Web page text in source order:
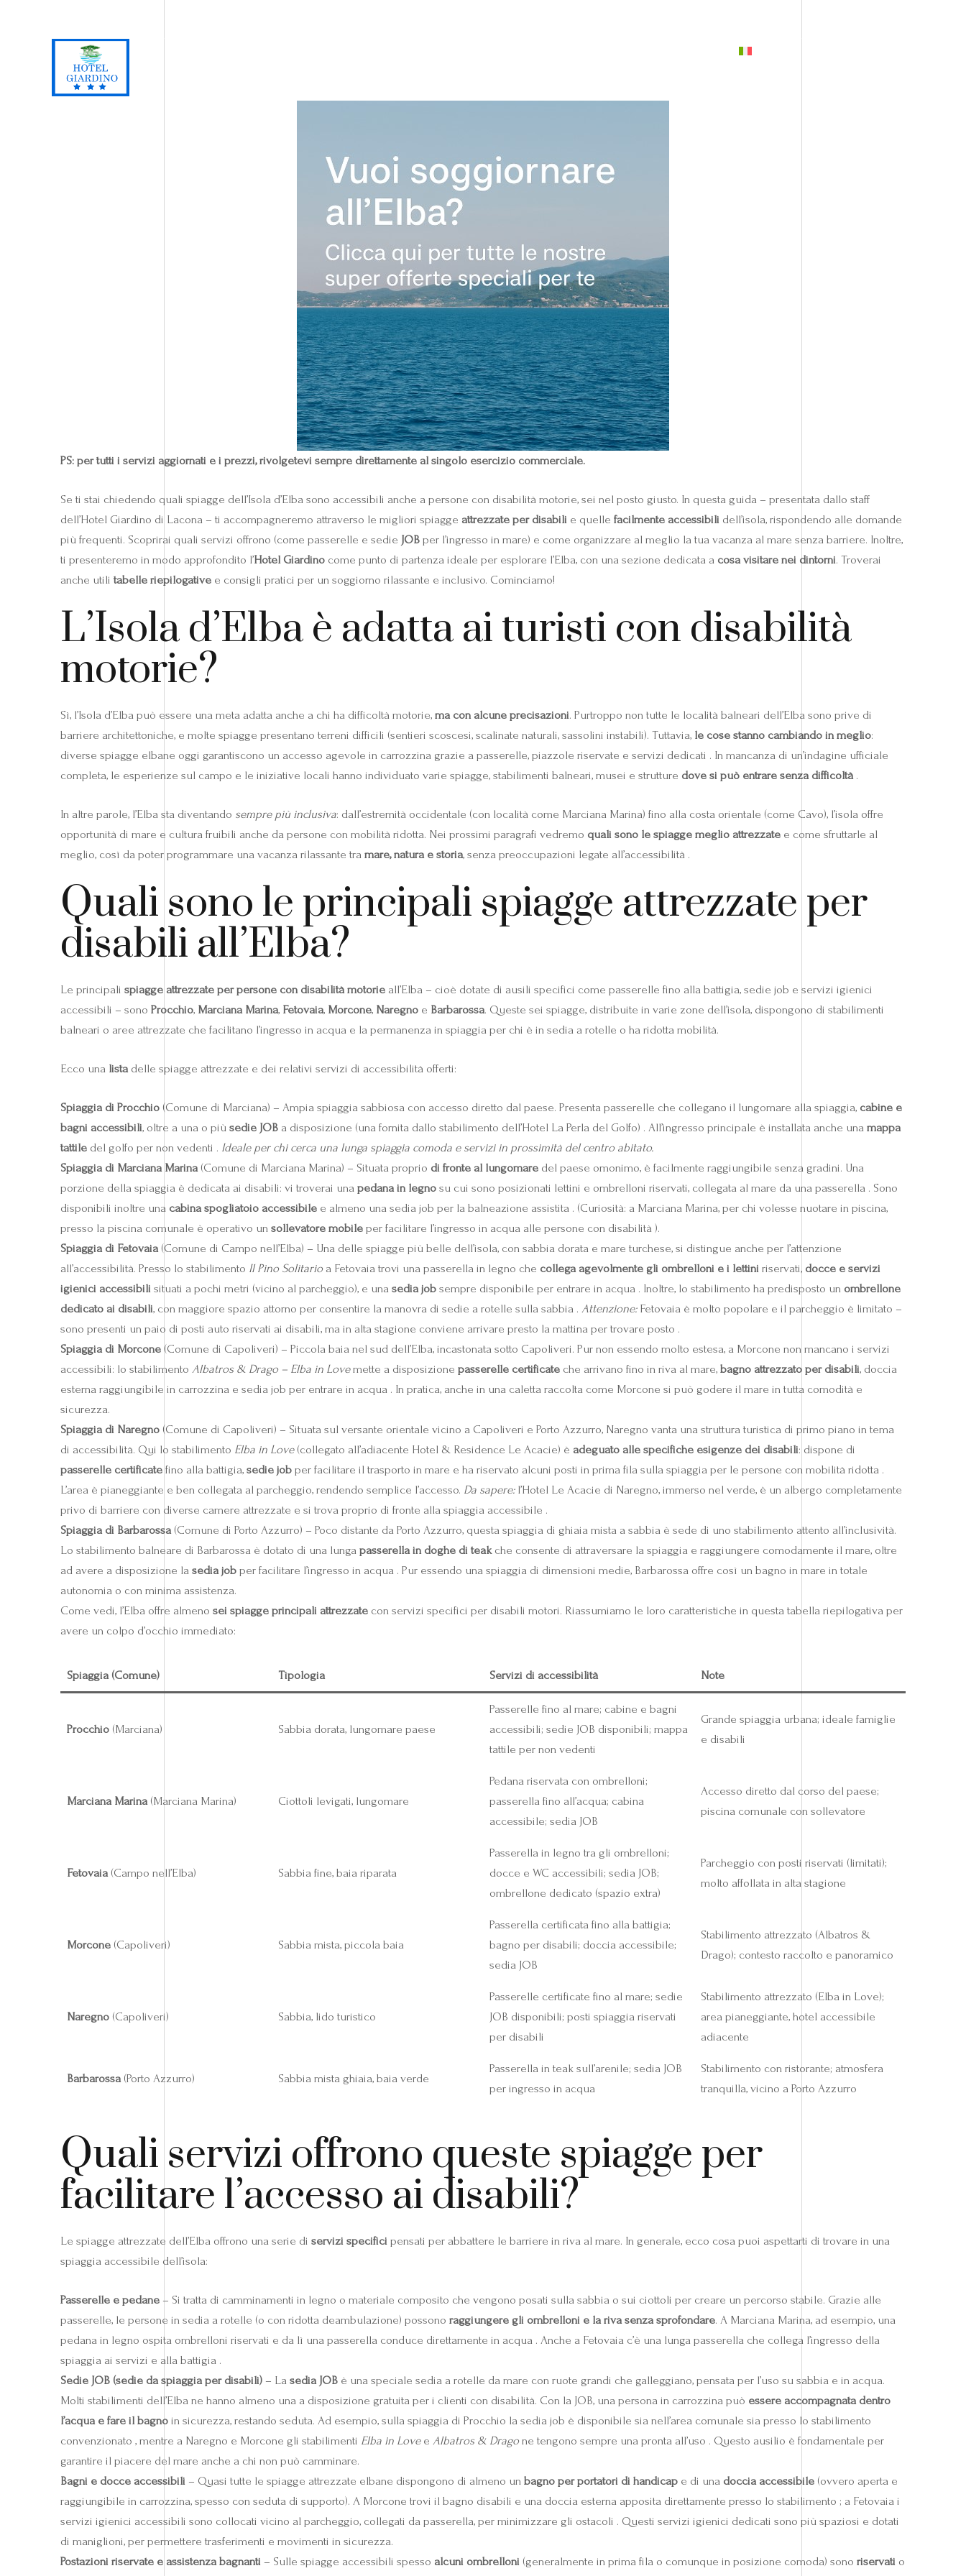
PS: per tutti i servizi aggiornati e i prezzi, rivolgetevi sempre direttamente al singolo esercizio commerciale.
Se ti stai chiedendo quali spiagge dell’Isola d’Elba sono accessibili anche a persone con disabilità motorie, sei nel posto giusto. In questa guida – presentata dallo staff
dell’Hotel Giardino di Lacona – ti accompagneremo attraverso le migliori spiagge attrezzate per disabili e quelle facilmente accessibili dell’isola, rispondendo alle domande
più frequenti. Scoprirai quali servizi offrono (come passerelle e sedie JOB per l’ingresso in mare) e come organizzare al meglio la tua vacanza al mare senza barriere. Inoltre,
ti presenteremo in modo approfondito l’Hotel Giardino come punto di partenza ideale per esplorare l’Elba, con una sezione dedicata a cosa visitare nei dintorni. Troverai
anche utili tabelle riepilogative e consigli pratici per un soggiorno rilassante e inclusivo. Cominciamo!
L’Isola d’Elba è adatta ai turisti con disabilità
motorie?
Sì, l’Isola d’Elba può essere una meta adatta anche a chi ha difficoltà motorie, ma con alcune precisazioni. Purtroppo non tutte le località balneari dell’Elba sono prive di
barriere architettoniche, e molte spiagge presentano terreni difficili (sentieri scoscesi, scalinate naturali, sassolini instabili). Tuttavia, le cose stanno cambiando in meglio:
diverse spiagge elbane oggi garantiscono un accesso agevole in carrozzina grazie a passerelle, piazzole riservate e servizi dedicati . In mancanza di un’indagine ufficiale
completa, le esperienze sul campo e le iniziative locali hanno individuato varie spiagge, stabilimenti balneari, musei e strutture dove si può entrare senza difficoltà.
In altre parole, l’Elba sta diventando sempre più inclusiva: dall’estremità occidentale (con località come Marciana Marina) fino alla costa orientale (come Cavo), l’isola offre
opportunità di mare e cultura fruibili anche da persone con mobilità ridotta. Nei prossimi paragrafi vedremo quali sono le spiagge meglio attrezzate e come sfruttarle al
meglio, così da poter programmare una vacanza rilassante tra mare, natura e storia, senza preoccupazioni legate all’accessibilità .
Quali sono le principali spiagge attrezzate per
disabili all’Elba?
Le principali spiagge attrezzate per persone con disabilità motorie all’Elba – cioè dotate di ausili specifici come passerelle fino alla battigia, sedie job e servizi igienici
accessibili – sono Procchio, Marciana Marina, Fetovaia, Morcone, Naregno e Barbarossa. Queste sei spiagge, distribuite in varie zone dell’isola, dispongono di stabilimenti
balneari o aree attrezzate che facilitano l’ingresso in acqua e la permanenza in spiaggia per chi è in sedia a rotelle o ha ridotta mobilità.
Ecco una listadelle spiagge attrezzate e dei relativi servizi di accessibilità offerti:
Spiaggia di Procchio (Comune di Marciana) – Ampia spiaggia sabbiosa con accesso diretto dal paese. Presenta passerelle che collegano il lungomare alla spiaggia, cabine e
bagni accessibili, oltre a una o più sedie JOB a disposizione (una fornita dallo stabilimento dell’Hotel La Perla del Golfo) . All’ingresso principale è installata anche una mappa
tattile del golfo per non vedenti . Ideale per chi cerca una lunga spiaggia comoda e servizi in prossimità del centro abitato.
Spiaggia di Marciana Marina(Comune di Marciana Marina) – Situata proprio di fronte al lungomare del paese omonimo, è facilmente raggiungibile senza gradini. Una
porzione della spiaggia è dedicata ai disabili: vi troverai una pedana in legno su cui sono posizionati lettini e ombrelloni riservati, collegata al mare da una passerella . Sono
disponibili inoltre una cabina spogliatoio accessibile e almeno una sedia job per la balneazione assistita . (Curiosità: a Marciana Marina, per chi volesse nuotare in piscina,
presso la piscina comunale è operativo un sollevatore mobile per facilitare l’ingresso in acqua alle persone con disabilità ).
Spiaggia di Fetovaia(Comune di Campo nell’Elba) – Una delle spiagge più belle dell’isola, con sabbia dorata e mare turchese, si distingue anche per l’attenzione
all’accessibilità. Presso lo stabilimento Il Pino Solitarioa Fetovaia trovi una passerella in legno che collega agevolmente gli ombrelloni e i lettini riservati, docce e servizi
igienici accessibili situati a pochi metri (vicino al parcheggio), e una sedia job sempre disponibile per entrare in acqua . Inoltre, lo stabilimento ha predisposto un ombrellone
dedicato ai disabili, con maggiore spazio attorno per consentire la manovra di sedie a rotelle sulla sabbia . Attenzione:Fetovaia è molto popolare e il parcheggio è limitato –
sono presenti un paio di posti auto riservati ai disabili, ma in alta stagione conviene arrivare presto la mattina per trovare posto .
Spiaggia di Morcone (Comune di Capoliveri) – Piccola baia nel sud dell’Elba, incastonata sotto Capoliveri. Pur non essendo molto estesa, a Morcone non mancano i servizi
accessibili: lo stabilimento Albatros & Drago – Elba in Lovemette a disposizione passerelle certificate che arrivano fino in riva al mare, bagno attrezzato per disabili, doccia
esterna raggiungibile in carrozzina e sedia job per entrare in acqua . In pratica, anche in una caletta raccolta come Morcone si può godere il mare in tutta comodità e
sicurezza.
Spiaggia di Naregno (Comune di Capoliveri) – Situata sul versante orientale vicino a Capoliveri e Porto Azzurro, Naregno vanta una struttura turistica di primo piano in tema
di accessibilità. Qui lo stabilimento Elba in Love(collegato all’adiacente Hotel & Residence Le Acacie) è adeguato alle specifiche esigenze dei disabili: dispone di
passerelle certificate fino alla battigia, sedie job per facilitare il trasporto in mare e ha riservato alcuni posti in prima fila sulla spiaggia per le persone con mobilità ridotta .
L’area è pianeggiante e ben collegata al parcheggio, rendendo semplice l’accesso. Da sapere:l’Hotel Le Acacie di Naregno, immerso nel verde, è un albergo completamente
privo di barriere con diverse camere attrezzate e si trova proprio di fronte alla spiaggia accessibile .
Spiaggia di Barbarossa(Comune di Porto Azzurro) – Poco distante da Porto Azzurro, questa spiaggia di ghiaia mista a sabbia è sede di uno stabilimento attento all’inclusività.
Lo stabilimento balneare di Barbarossa è dotato di una lunga passerella in doghe di teakche consente di attraversare la spiaggia e raggiungere comodamente il mare, oltre
ad avere a disposizione la sedia job per facilitare l’ingresso in acqua . Pur essendo una spiaggia di dimensioni medie, Barbarossa offre così un bagno in mare in totale
autonomia o con minima assistenza.
Come vedi, l’Elba offre almeno sei spiagge principali attrezzate con servizi specifici per disabili motori. Riassumiamo le loro caratteristiche in questa tabella riepilogativa per
avere un colpo d’occhio immediato:
Spiaggia (Comune) Tipologia Servizi di accessibilità Note
Procchio(Marciana) Sabbia dorata, lungomare paese
Passerelle fino al mare; cabine e bagni
accessibili; sedie JOB disponibili; mappa
tattile per non vedenti
Grande spiaggia urbana; ideale famiglie
e disabili
Marciana Marina(Marciana Marina) Ciottoli levigati, lungomare
Pedana riservata con ombrelloni;
passerella fino all’acqua; cabina
accessibile; sedia JOB
Accesso diretto dal corso del paese;
piscina comunale con sollevatore
Fetovaia(Campo nell’Elba) Sabbia fine, baia riparata
Passerella in legno tra gli ombrelloni;
docce e WC accessibili; sedia JOB;
ombrellone dedicato (spazio extra)
Parcheggio con posti riservati (limitati);
molto affollata in alta stagione
Morcone(Capoliveri) Sabbia mista, piccola baia
Passerella certificata fino alla battigia;
bagno per disabili; doccia accessibile;
sedia JOB
Stabilimento attrezzato (Albatros &
Drago); contesto raccolto e panoramico
Naregno(Capoliveri) Sabbia, lido turistico
Passerelle certificate fino al mare; sedie
JOB disponibili; posti spiaggia riservati
per disabili
Stabilimento attrezzato (Elba in Love);
area pianeggiante, hotel accessibile
adiacente
Barbarossa(Porto Azzurro) Sabbia mista ghiaia, baia verde
Passerella in teak sull’arenile; sedia JOB
per ingresso in acqua
Stabilimento con ristorante; atmosfera
tranquilla, vicino a Porto Azzurro
Quali servizi offrono queste spiagge per
facilitare l’accesso ai disabili?
Le spiagge attrezzate dell’Elba offrono una serie di servizi specifici pensati per abbattere le barriere in riva al mare. In generale, ecco cosa puoi aspettarti di trovare in una
spiaggia accessibile dell’isola:
Passerelle e pedane – Si tratta di camminamenti in legno o materiale composito che vengono posati sulla sabbia o sui ciottoli per creare un percorso stabile. Grazie alle
passerelle, le persone in sedia a rotelle (o con ridotta deambulazione) possono raggiungere gli ombrelloni e la riva senza sprofondare. A Marciana Marina, ad esempio, una
pedana in legno ospita ombrelloni riservati e da lì una passerella conduce direttamente in acqua . Anche a Fetovaia c’è una lunga passerella che collega l’ingresso della
spiaggia ai servizi e alla battigia .
Sedie JOB (sedie da spiaggia per disabili) – La sedia JOB è una speciale sedia a rotelle da mare con ruote grandi che galleggiano, pensata per l’uso su sabbia e in acqua.
Molti stabilimenti dell’Elba ne hanno almeno una a disposizione gratuita per i clienti con disabilità. Con la JOB, una persona in carrozzina può essere accompagnata dentro
l’acqua e fare il bagno in sicurezza, restando seduta. Ad esempio, sulla spiaggia di Procchio la sedia job è disponibile sia nell’area comunale sia presso lo stabilimento
convenzionato , mentre a Naregno e Morcone gli stabilimenti Elba in Lovee Albatros & Dragone tengono sempre una pronta all’uso . Questo ausilio è fondamentale per
garantire il piacere del mare anche a chi non può camminare.
Bagni e docce accessibili – Quasi tutte le spiagge attrezzate elbane dispongono di almeno un bagno per portatori di handicap e di una doccia accessibile (ovvero aperta e
raggiungibile in carrozzina, spesso con seduta di supporto). A Morcone trovi il bagno disabili e una doccia esterna apposita direttamente presso lo stabilimento ; a Fetovaia i
servizi igienici accessibili sono collocati vicino al parcheggio, collegati da passerella, per minimizzare gli ostacoli . Questi servizi igienici dedicati sono più spaziosi e dotati
di maniglioni, per permettere trasferimenti e movimenti in sicurezza.
Postazioni riservate e assistenza bagnanti – Sulle spiagge accessibili spesso alcuni ombrelloni (generalmente in prima fila o comunque in posizione comoda) sono riservati o